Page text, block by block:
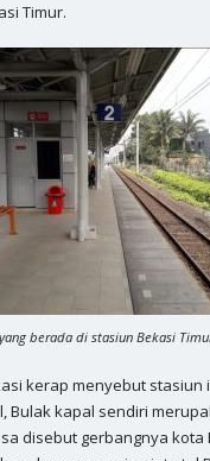
Timur.
berada di stasiun Bekasi
kerap menyebut stasiun
Bulak kapal sendiri
disebut gerbangnya kota